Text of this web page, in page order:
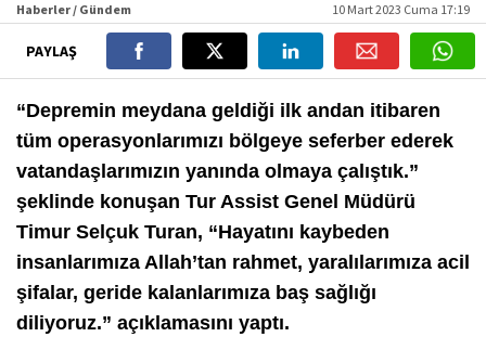
Haberler / Gündem 10 Mart 2023 Cuma 17:19
PAYLAŞ
“Depremin meydana geldiği ilk andan itibaren
tüm operasyonlarımızı bölgeye seferber ederek
vatandaşlarımızın yanında olmaya çalıştık.”
şeklinde konuşan Tur Assist Genel Müdürü
Timur Selçuk Turan, “Hayatını kaybeden
insanlarımıza Allah’tan rahmet, yaralılarımıza acil
şifalar, geride kalanlarımıza baş sağlığı
diliyoruz.” açıklamasını yaptı.